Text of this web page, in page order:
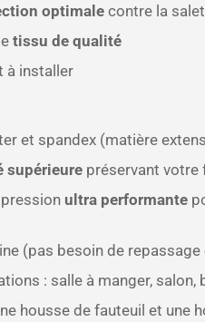
optimalecontre la
tissu de qualité
à installer
et spandex (matière
supérieure préservant votre
ultra performante
(pas besoin de
: salle à manger, salon,
housse de fauteuil et une